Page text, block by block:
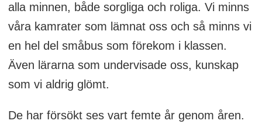
alla minnen, både sorgliga och roliga. Vi minns
våra kamrater som lämnat oss och så minns vi
en hel del småbus som förekom i klassen.
Även lärarna som undervisade oss, kunskap
som vi aldrig glömt.
De har försökt ses vart femte år genom åren.